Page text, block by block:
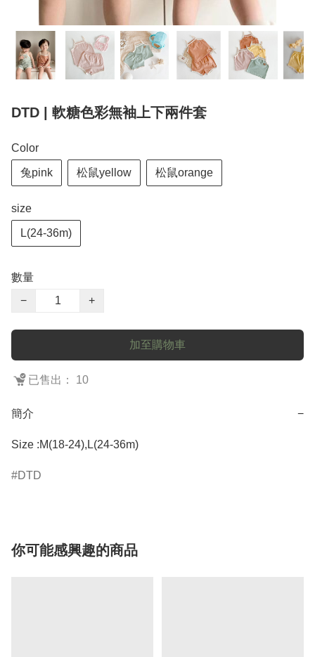
DTD | 軟糖色彩無袖上下兩件套
Color
兔pink 松鼠yellow 松鼠orange
size
L(24-36m)
數量
−
+
加至購物車
已售出： 10
簡介 −
DTD
你可能感興趣的商品